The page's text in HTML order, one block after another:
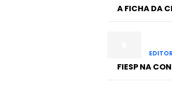
A FICHA DA
FIESP NA